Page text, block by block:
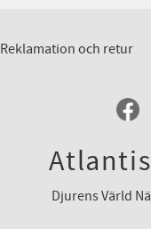
Reklamation och retur
Djurens Värld